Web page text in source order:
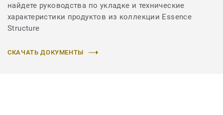
найдете руководства по укладке и технические
характеристики продуктов из коллекции Essence
Structure
СКАЧАТЬ ДОКУМЕНТЫ